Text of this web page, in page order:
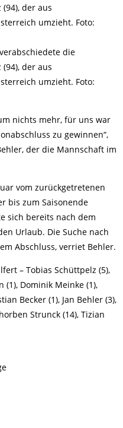
die
der aus
umzieht. Foto:
nichts mehr, für uns war
zu gewinnen“,
der die Mannschaft im
vom zurückgetretenen
bis zum Saisonende
sich bereits nach dem
Urlaub. Die Suche nach
Abschluss, verriet Behler.
– Tobias Schüttpelz (5),
(1), Dominik Meinke (1),
Becker (1), Jan Behler (3),
Strunck (14), Tizian